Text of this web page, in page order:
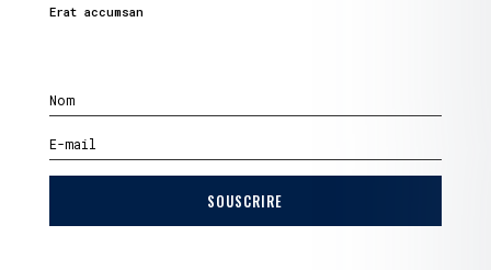
Erat accumsan
SOUSCRIRE